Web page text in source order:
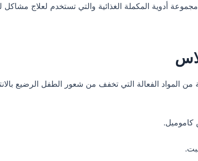
أدوية المكملة الغذائية والتي تستخدم لعلاج مشاكل
المواد الفعالة التي تخفف من شعور الطفل الرضيع